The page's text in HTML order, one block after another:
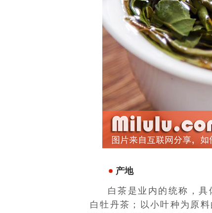
产地
白茶是业内的统称，
白牡丹茶；以小叶种为原